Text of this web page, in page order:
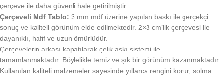
çerçeve ile daha güvenli hale getirilmiştir.
Çerçeveli Mdf Tablo: 3 mm mdf üzerine yapılan baskı ile gerçekçi
sonuç ve kaliteli görünüm elde edilmektedir. 2×3 cm’lik çerçevesi ile
dayanıklı, hafif ve uzun ömürlüdür.
Çerçevelerin arkası kapatılarak çelik askı sistemi ile
tamamlanmaktadır. Böylelikle temiz ve şık bir görünüm kazanmaktadır.
Kullanılan kaliteli malzemeler sayesinde yıllarca rengini korur, solma